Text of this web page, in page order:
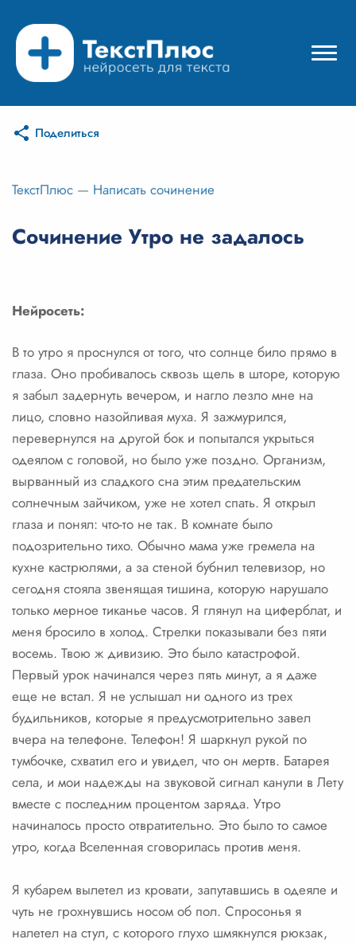
Режимы нейросети
Цены
Вход
Поделиться
ТекстПлюс — Написать сочинение
Сочинение Утро не задалось
Нейросеть:
В то утро я проснулся от того, что солнце било прямо в
глаза. Оно пробивалось сквозь щель в шторе, которую
я забыл задернуть вечером, и нагло лезло мне на
лицо, словно назойливая муха. Я зажмурился,
перевернулся на другой бок и попытался укрыться
одеялом с головой, но было уже поздно. Организм,
вырванный из сладкого сна этим предательским
солнечным зайчиком, уже не хотел спать. Я открыл
глаза и понял: что-то не так. В комнате было
подозрительно тихо. Обычно мама уже гремела на
кухне кастрюлями, а за стеной бубнил телевизор, но
сегодня стояла звенящая тишина, которую нарушало
только мерное тиканье часов. Я глянул на циферблат, и
меня бросило в холод. Стрелки показывали без пяти
восемь. Твою ж дивизию. Это было катастрофой.
Первый урок начинался через пять минут, а я даже
еще не встал. Я не услышал ни одного из трех
будильников, которые я предусмотрительно завел
вчера на телефоне. Телефон! Я шаркнул рукой по
тумбочке, схватил его и увидел, что он мертв. Батарея
села, и мои надежды на звуковой сигнал канули в Лету
вместе с последним процентом заряда. Утро
начиналось просто отвратительно. Это было то самое
утро, когда Вселенная сговорилась против меня.
Я кубарем вылетел из кровати, запутавшись в одеяле и
чуть не грохнувшись носом об пол. Спросонья я
налетел на стул, с которого глухо шмякнулся рюкзак,